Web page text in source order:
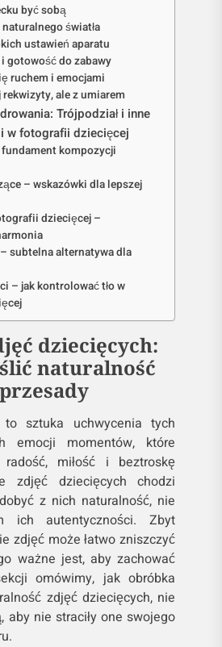
być sobą
światła
ustawień aparatu
gotowość do zabawy
ruchem i emocjami
ale z umiarem
Trójpodział i inne
w fotografii dziecięcej
fundament kompozycji
– wskazówki dla lepszej
dziecięcej –
– subtelna alternatywa dla
– jak kontrolować tło w
dziecięcych:
naturalność
to sztuka uchwycenia tych
emocji momentów, które
miłość i beztroskę
zdjęć dziecięcych chodzi
z nich naturalność, nie
ich autentyczności. Zbyt
zdjęć może łatwo zniszczyć
ważne jest, aby zachować
omówimy, jak obróbka
zdjęć dziecięcych, nie
aby nie straciły one swojego